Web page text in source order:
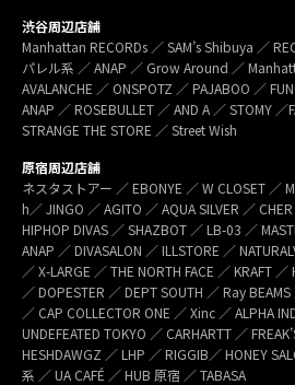
渋谷周辺店舗
Manhattan RECORDs ／ SAM’s Shibuya ／
パレル系 ／ ANAP ／ Grow Around ／
AVALANCHE ／ ONSPOTZ ／ PAJABOO ／
ANAP ／ ROSEBULLET ／ AND A ／ STOMY ／
STRANGE THE STORE ／ Street Wish
原宿周辺店舗
ネスタストアー ／ EBONYE ／ W CLOSET ／
h／ JINGO ／ AGITO ／ AQUA SILVER ／
HIPHOP DIVAS ／ SHAZBOT ／ LB-03 ／
ANAP ／ DIVASALON ／ ILLSTORE ／
／ X-LARGE ／ THE NORTH FACE ／ KRAFT
／ DOPESTER ／ DEPT SOUTH ／ Ray
／ CAP COLLECTOR ONE ／ Xinc ／ ALPHA
UNDEFEATED TOKYO ／ CARHARTT ／
HESHDAWGZ ／ LHP ／ RIGGIB／ HONEY
系 ／ UA CAFÉ ／ HUB 原宿 ／ TABASA